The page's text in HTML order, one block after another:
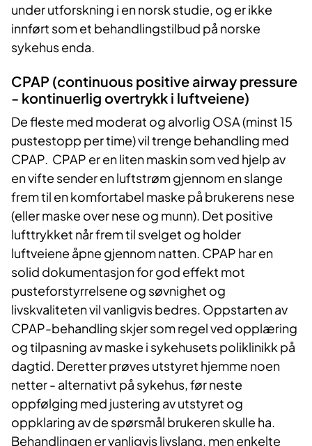
under utforskning i en norsk studie, og er ikke
innført som et behandlingstilbud på norske
sykehus enda.
CPAP (continuous positive airway pressure
- kontinuerlig overtrykk i luftveiene)
De fleste med moderat og alvorlig OSA (minst 15
pustestopp per time) vil trenge behandling med
CPAP. CPAP er en liten maskin som ved hjelp av
en vifte sender en luftstrøm gjennom en slange
frem til en komfortabel maske på brukerens nese
(eller maske over nese og munn). Det positive
lufttrykket når frem til svelget og holder
luftveiene åpne gjennom natten. CPAP har en
solid dokumentasjon for god effekt mot
pusteforstyrrelsene og søvnighet og
livskvaliteten vil vanligvis bedres. Oppstarten av
CPAP-behandling skjer som regel ved opplæring
og tilpasning av maske i sykehusets poliklinikk på
dagtid. Deretter prøves utstyret hjemme noen
netter - alternativt på sykehus, før neste
oppfølging med justering av utstyret og
oppklaring av de spørsmål brukeren skulle ha.
Behandlingen er vanligvis livslang, men enkelte